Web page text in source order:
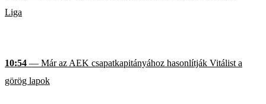
Liga
10:54 — Már az AEK csapatkapitányához hasonlítják Vitálist a
görög lapok